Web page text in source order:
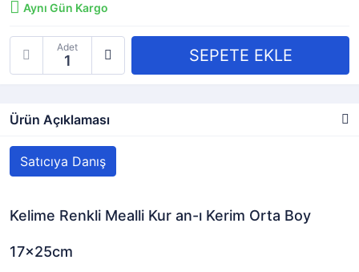
Aynı Gün Kargo
Adet
Ürün Açıklaması
Satıcıya Danış
Kelime Renkli Mealli Kur an-ı Kerim Orta Boy
17x25cm